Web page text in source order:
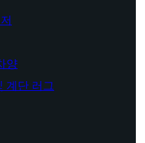
양
계단 러그